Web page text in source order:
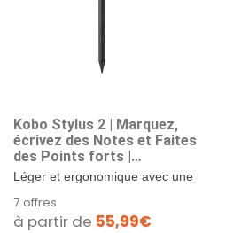
Kobo Stylus 2 | Marquez,
écrivez des Notes et Faites
des Points forts |
Rechargeable Via USB-C |
Compatible avec Les liseuses
Couleur Balance 7" et Kobo
Sage eReader (Noir)
Léger et ergonomique avec une
Stylus 2 offre un meilleur design
pour une expérience...
7 offres
à partir de 55,99€